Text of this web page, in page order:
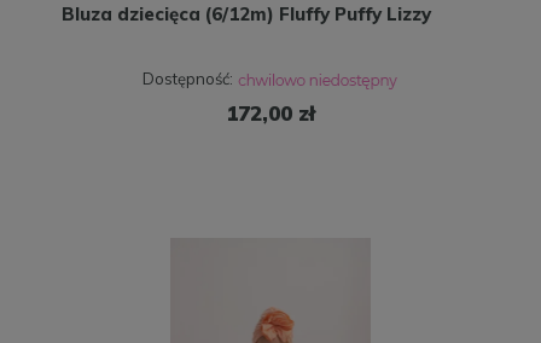
Bluza dziecięca (6/12m) Fluffy Puffy Lizzy
Dostępność:
172,00 zł